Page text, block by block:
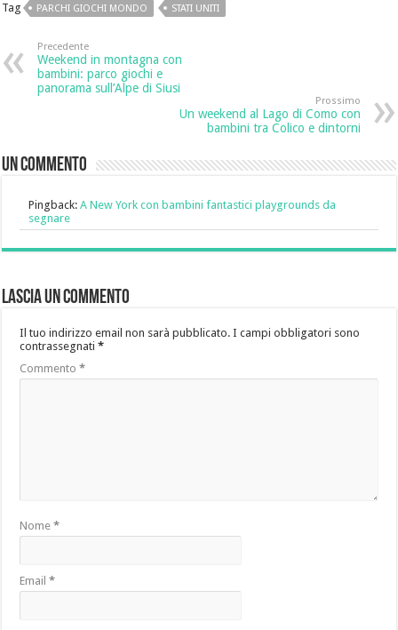
Tag PARCHI GIOCHI MONDO STATI UNITI
Precedente
Weekend in montagna con
bambini: parco giochi e
panorama sull’Alpe di Siusi
Prossimo
Un weekend al Lago di Como con
bambini tra Colico e dintorni
Un commento
Pingback:A New York con bambini fantastici playgrounds da
segnare
Lascia un commento
Il tuo indirizzo email non sarà pubblicato. I campi obbligatori sono
contrassegnati*
Commento*
Nome*
Email*